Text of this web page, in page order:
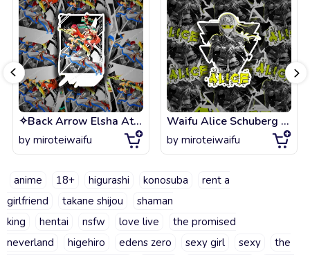
✧Back Arrow Elsha Atlee Bit Anime Mecha✧
by miroteiwaifu
Waifu Alice Schuberg (Alice Zuberg) SAO Alicization
by miroteiwaifu
anime 18+ higurashi konosuba
rent a
girlfriend
takane shijou
shaman
king
hentai nsfw love live
the promised
neverland
higehiro edens zero sexy girl sexy
the